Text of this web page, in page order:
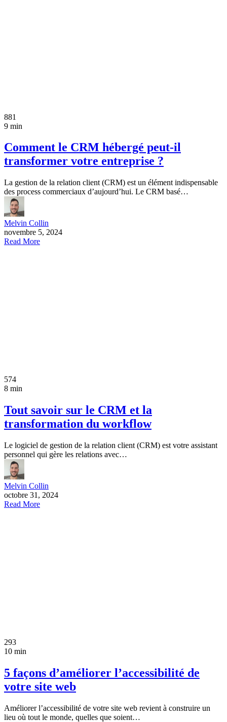
881
9 min
Comment le CRM hébergé peut-il
transformer votre entreprise ?
La gestion de la relation client (CRM) est un élément indispensable
des process commerciaux d’aujourd’hui. Le CRM basé…
Melvin Collin
novembre 5, 2024
Read More
574
8 min
Tout savoir sur le CRM et la
transformation du workflow
Le logiciel de gestion de la relation client (CRM) est votre assistant
personnel qui gère les relations avec…
Melvin Collin
octobre 31, 2024
Read More
293
10 min
5 façons d’améliorer l’accessibilité de
votre site web
Améliorer l’accessibilité de votre site web revient à construire un
lieu où tout le monde, quelles que soient…